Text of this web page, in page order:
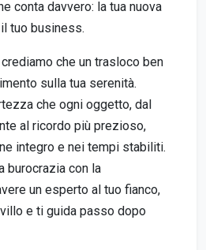
conta davvero: la tua nuova
tuo business.
che un trasloco ben
sulla tua serenità.
che ogni oggetto, dal
al ricordo più prezioso,
integro e nei tempi stabiliti.
burocrazia con la
un esperto al tuo fianco,
e ti guida passo dopo